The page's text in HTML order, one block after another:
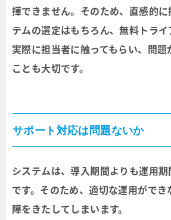
揮できません。そのため、直感的
テムの選定はもちろん、無料トラ
実際に担当者に触ってもらい、問
ことも大切です。
サポート対応は問題ないか
システムは、導入期間よりも運用
です。そのため、適切な運用がで
障をきたしてしまいます。